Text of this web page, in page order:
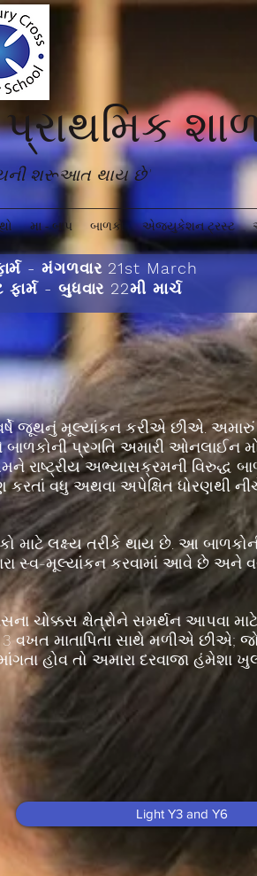
શરૂઆત થાય છે'
મા - બાપ બાળકો એજ્યુકેશન ટ્રસ્ટ
જૂથનું મૂલ્યાંકન કરીએ છીએ. અમારું
પ્રગતિ અમારી ઓનલાઈન
રાષ્ટ્રીય અભ્યાસક્રમની વિરુદ્ધ
વધુ અથવા અપેક્ષિત ધોરણથી
માટે લક્ષ્ય તરીકે થાય છે. આ
મૂલ્યાંકન કરવામાં આવે છે અને વર્ગ
ચોક્કસ ક્ષેત્રોને સમર્થન આપવા
3 વખત માતાપિતા સાથે મળીએ છીએ;
હોવ તો અમારા દરવાજા હંમેશા
Light Y3 and Y6
- મંગળવાર 21st March
- બુધવાર 22મી માર્ચ